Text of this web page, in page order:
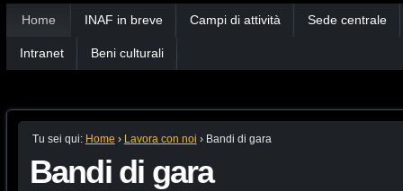
Home INAF in breve Campi di attività Sede centrale
Intranet Beni culturali
Tu sei qui: Home › Lavora con noi › Bandi di gara
Bandi di gara